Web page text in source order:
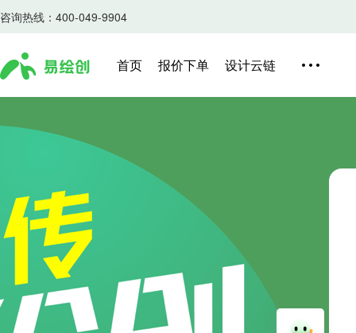
咨询热线：400-049-9904
首页 报价下单 设计云链